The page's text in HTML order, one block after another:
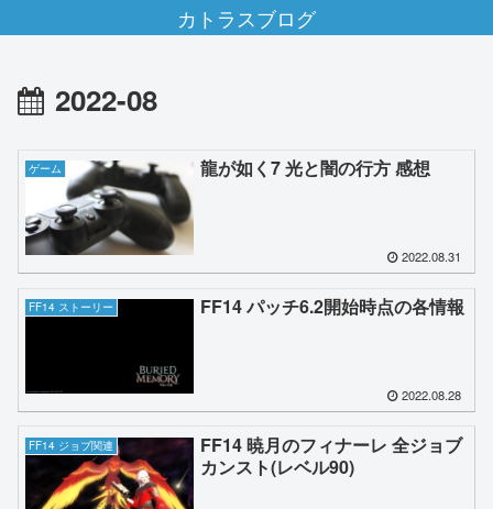
カトラスブログ
2022-08
ゲーム 龍が如く7 光と闇の行方 感想
2022.08.31
FF14 ストーリー FF14 パッチ6.2開始時点の各情報
2022.08.28
FF14 ジョブ関連
FF14 暁月のフィナーレ 全ジョブ
カンスト(レベル90)